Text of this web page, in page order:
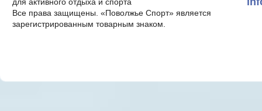
Все права защищены. «Поволжье Спорт» является
зарегистрированным товарным знаком.